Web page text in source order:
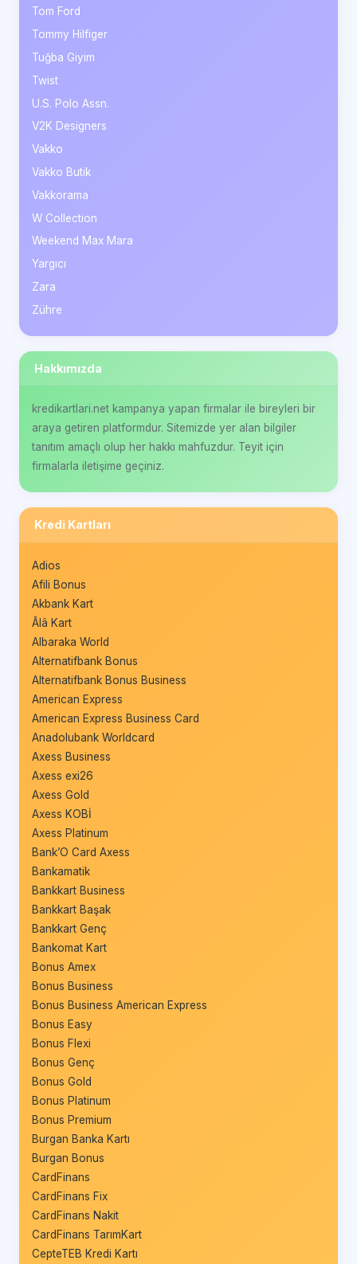
Tom Ford
Tommy Hilfiger
Tuğba Giyim
Twist
U.S. Polo Assn.
V2K Designers
Vakko
Vakko Butik
Vakkorama
W Collection
Weekend Max Mara
Yargıcı
Zara
Zühre
Hakkımızda
kredikartlari.net kampanya yapan firmalar ile bireyleri bir
araya getiren platformdur. Sitemizde yer alan bilgiler
tanıtım amaçlı olup her hakkı mahfuzdur. Teyit için
firmalarla iletişime geçiniz.
Kredi Kartları
Adios
Afili Bonus
Akbank Kart
Âlâ Kart
Albaraka World
Alternatifbank Bonus
Alternatifbank Bonus Business
American Express
American Express Business Card
Anadolubank Worldcard
Axess Business
Axess exi26
Axess Gold
Axess KOBİ
Axess Platinum
Bank’O Card Axess
Bankamatik
Bankkart Business
Bankkart Başak
Bankkart Genç
Bankomat Kart
Bonus Amex
Bonus Business
Bonus Business American Express
Bonus Easy
Bonus Flexi
Bonus Genç
Bonus Gold
Bonus Platinum
Bonus Premium
Burgan Banka Kartı
Burgan Bonus
CardFinans
CardFinans Fix
CardFinans Nakit
CardFinans TarımKart
CepteTEB Kredi Kartı